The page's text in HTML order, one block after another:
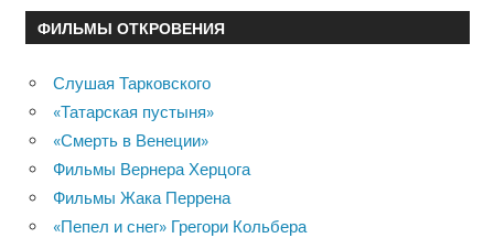
ФИЛЬМЫ ОТКРОВЕНИЯ
Слушая Тарковского
«Татарская пустыня»
«Смерть в Венеции»
Фильмы Вернера Херцога
Фильмы Жака Перрена
«Пепел и снег» Грегори Кольбера